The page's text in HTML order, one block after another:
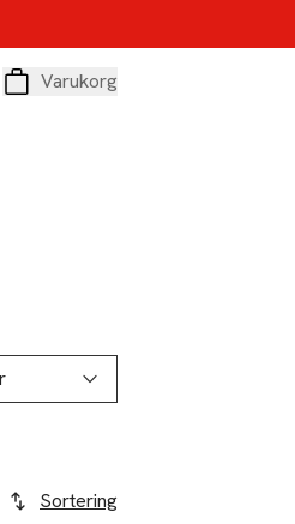
Varukorg
Sortering